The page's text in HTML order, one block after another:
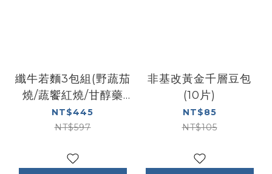
纖牛若麵3包組(野蔬茄
燒/蔬饗紅燒/甘醇藥
膳)
NT$445
NT$597
非基改黃金千層豆包
(10片)
NT$85
NT$105